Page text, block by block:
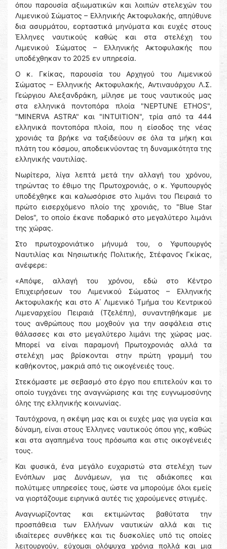
όπου παρουσία αξιωματικών και λοιπών στελεχών του
Λιμενικού Σώματος – Ελληνικής Ακτοφυλακής, απηύθυνε
δια ασυρμάτου, εορταστικά μηνύματα και ευχές στους
Έλληνες ναυτικούς καθώς και στα στελέχη του
Λιμενικού Σώματος – Ελληνικής Ακτοφυλακής που
υποδέχθηκαν το 2025 εν υπηρεσία.
Ο κ. Γκίκας, παρουσία του Αρχηγού του Λιμενικού
Σώματος – Ελληνικής Ακτοφυλακής, Αντιναυάρχου Λ.Σ.
Γεώργιου Αλεξανδράκη, μίλησε με τους ναυτικούς μας
στα ελληνικά ποντοπόρα πλοία "NEPTUNE ETHOS",
"MINERVA ASTRA" και "INTUITION", τρία από τα 444
ελληνικά ποντοπόρα πλοία, που η είσοδος της νέας
χρονιάς τα βρήκε να ταξιδεύουν σε όλα τα μήκη και
πλάτη του κόσμου, αποδεικνύοντας τη δυναμικότητα της
ελληνικής ναυτιλίας.
Νωρίτερα, λίγα λεπτά μετά την αλλαγή του χρόνου,
τηρώντας το έθιμο της Πρωτοχρονιάς, ο κ. Υφυπουργός
υποδέχθηκε και καλωσόρισε στο λιμάνι του Πειραιά το
πρώτο εισερχόμενο πλοίο της χρονιάς, το "Blue Star
Delos", το οποίο έκανε ποδαρικό στο μεγαλύτερο λιμάνι
της χώρας.
Στο πρωτοχρονιάτικο μήνυμά του, ο Υφυπουργός
Ναυτιλίας και Νησιωτικής Πολιτικής, Στέφανος Γκίκας,
ανέφερε:
«Απόψε, αλλαγή του χρόνου, εδώ στο Κέντρο
Επιχειρήσεων του Λιμενικού Σώματος – Ελληνικής
Ακτοφυλακής και στο Α΄ Λιμενικό Τμήμα του Κεντρικού
Λιμεναρχείου Πειραιά (Τζελέπη), συναντηθήκαμε με
τους ανθρώπους που μοχθούν για την ασφάλεια στις
θάλασσες και στο μεγαλύτερο λιμάνι της χώρας μας.
Μπορεί να είναι παραμονή Πρωτοχρονιάς αλλά τα
στελέχη μας βρίσκονται στην πρώτη γραμμή του
καθήκοντος, μακριά από τις οικογένειές τους.
Στεκόμαστε με σεβασμό στο έργο που επιτελούν και το
οποίο τυγχάνει της αναγνώρισης και της ευγνωμοσύνης
όλης της ελληνικής κοινωνίας.
Ταυτόχρονα, η σκέψη μας και οι ευχές μας για υγεία και
δύναμη, είναι στους Έλληνες ναυτικούς όπου γης, καθώς
και στα αγαπημένα τους πρόσωπα και στις οικογένειές
τους.
Και φυσικά, ένα μεγάλο ευχαριστώ στα στελέχη των
Ενόπλων μας Δυνάμεων, για τις αδιάκοπες και
πολύτιμες υπηρεσίες τους, ώστε να μπορούμε όλοι εμείς
να γιορτάζουμε ειρηνικά αυτές τις χαρούμενες στιγμές.
Αναγνωρίζοντας και εκτιμώντας βαθύτατα την
προσπάθεια των Ελλήνων ναυτικών αλλά και τις
ιδιαίτερες συνθήκες και τις δυσκολίες υπό τις οποίες
λειτουργούν, εύχομαι ολόψυχα χρόνια πολλά και μια